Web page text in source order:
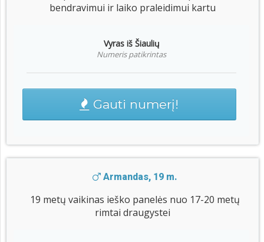
bendravimui ir laiko praleidimui kartu
Vyras iš Šiaulių
Numeris patikrintas
Gauti numerį!
Armandas, 19 m.
19 metų vaikinas ieško panelės nuo 17-20 metų
rimtai draugystei